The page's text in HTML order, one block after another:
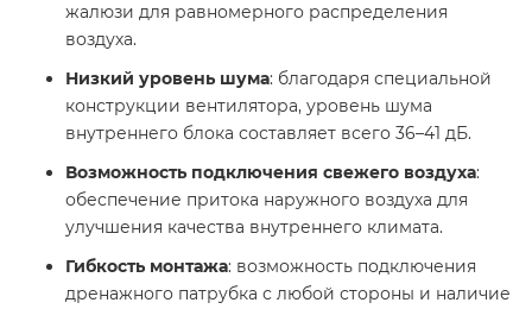
жалюзи для равномерного распределения
воздуха.
Низкий уровень шума: благодаря специальной
конструкции вентилятора, уровень шума
внутреннего блока составляет всего 36–41 дБ.
Возможность подключения свежего воздуха:
обеспечение притока наружного воздуха для
улучшения качества внутреннего климата.
Гибкость монтажа: возможность подключения
дренажного патрубка с любой стороны и наличие